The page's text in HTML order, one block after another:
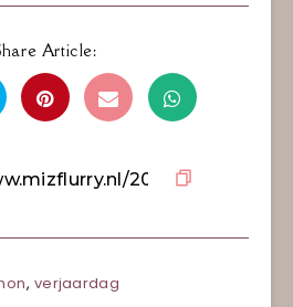
Article:
, verjaardag